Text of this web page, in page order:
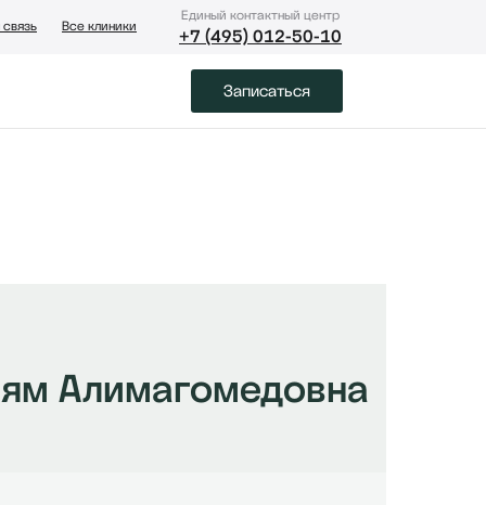
Все клиники
Eдиный контактный центр
+7 (495) 012-50-10
Записаться
Алимагомедовна